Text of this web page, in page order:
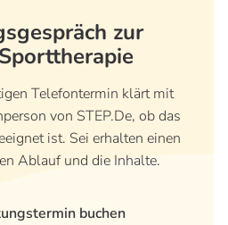
zur
Telefontermin klärt mit
von STEP.De, ob das
ist. Sei erhalten einen
Ablauf und die Inhalte.
buchen